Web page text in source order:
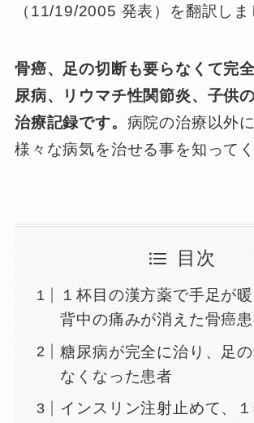
（11/19/2005 発表）を翻訳しま
骨癌、足の切断も要らなくて完
尿病、リウマチ性関節炎、子供
治療記録です。 病院の治療以外
様々な病気を治せる事を知ってく
目次
１杯目の漢方薬で手足が暖
背中の痛みが消えた骨癌
糖尿病が完全に治り、足
なくなった患者
インスリン注射止めて、１